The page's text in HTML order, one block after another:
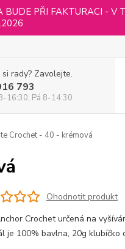
PŘI FAKTURACI - V
rady? Zavolejte.
793
16:30, Pá 8-14:30
Crochet - 40 - krémová
Ohodnotit produkt
Crochet určená na
je 100% bavlna, 20g klubíčko